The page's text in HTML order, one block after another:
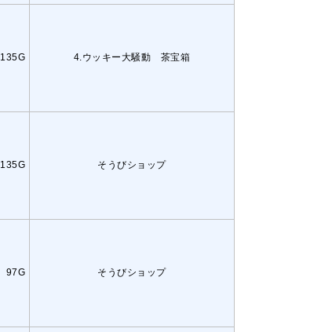
135G 4.ウッキー大騒動 茶宝箱
135G そうびショップ
97G そうびショップ